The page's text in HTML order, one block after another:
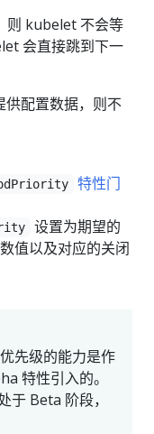
则 kubelet 不会等
会直接跳到下一
供配置数据，则不
特性门
设置为期望的
值以及对应的关闭
先级的能力是作
特性引入的。
Beta 阶段，